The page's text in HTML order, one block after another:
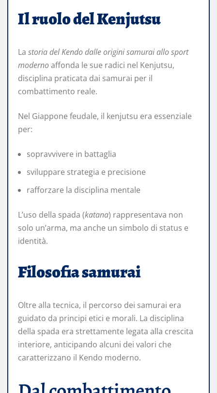
Il ruolo del Kenjutsu
La storia del Kendo dalle origini samurai allo sport
modernoaffonda le sue radici nel Kenjutsu,
disciplina praticata dai samurai per il
combattimento reale.
Nel Giappone feudale, il kenjutsu era essenziale
per:
sopravvivere in battaglia
sviluppare strategia e precisione
rafforzare la disciplina mentale
L’uso della spada (katana) rappresentava non
solo un’arma, ma anche un simbolo di status e
identità.
Filosofia samurai
Oltre alla tecnica, il percorso dei samurai era
guidato da principi etici e morali. La disciplina
della spada era strettamente legata alla crescita
interiore, anticipando alcuni dei valori che
caratterizzano il Kendo moderno.